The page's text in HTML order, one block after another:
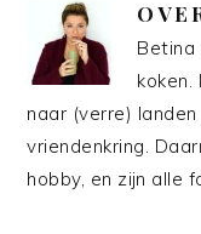
Betina
naar (verre)
vriendenkring.
hobby, en zijn alle